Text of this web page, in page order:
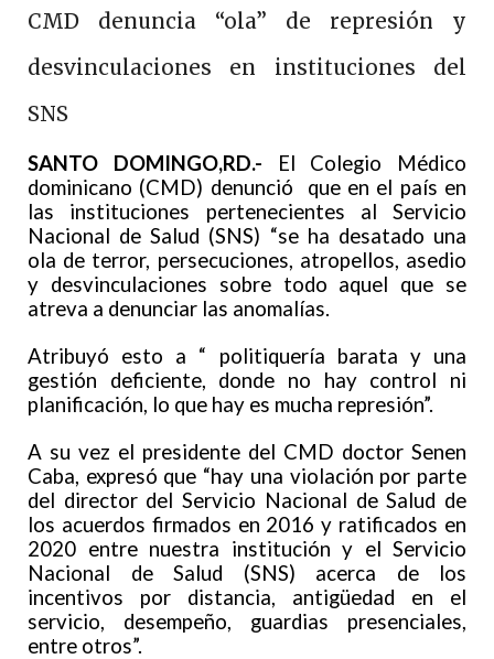
CMD denuncia “ola” de represión y
desvinculaciones en instituciones del
SNS
SANTO DOMINGO,RD.- El Colegio Médico
dominicano (CMD) denunció que en el país en
las instituciones pertenecientes al Servicio
Nacional de Salud (SNS) “se ha desatado una
ola de terror, persecuciones, atropellos, asedio
y desvinculaciones sobre todo aquel que se
atreva a denunciar las anomalías.
Atribuyó esto a “ politiquería barata y una
gestión deficiente, donde no hay control ni
planificación, lo que hay es mucha represión”.
A su vez el presidente del CMD doctor Senen
Caba, expresó que “hay una violación por parte
del director del Servicio Nacional de Salud de
los acuerdos firmados en 2016 y ratificados en
2020 entre nuestra institución y el Servicio
Nacional de Salud (SNS) acerca de los
incentivos por distancia, antigüedad en el
servicio, desempeño, guardias presenciales,
entre otros”.